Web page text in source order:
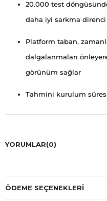
20.000 test
daha iyi sarkma
Platform taban,
dalgalanmaları
görünüm sağlar
Tahmini kurulum
YORUMLAR(0)
ÖDEME SEÇENEKLERI